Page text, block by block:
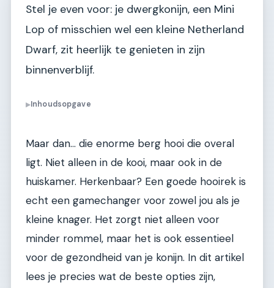
Stel je even voor: je dwergkonijn, een Mini
Lop of misschien wel een kleine Netherland
Dwarf, zit heerlijk te genieten in zijn
binnenverblijf.
▶Inhoudsopgave
Maar dan… die enorme berg hooi die overal
ligt. Niet alleen in de kooi, maar ook in de
huiskamer. Herkenbaar? Een goede hooirek is
echt een gamechanger voor zowel jou als je
kleine knager. Het zorgt niet alleen voor
minder rommel, maar het is ook essentieel
voor de gezondheid van je konijn. In dit artikel
lees je precies wat de beste opties zijn,